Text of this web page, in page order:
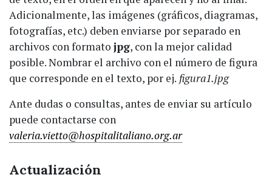
Adicionalmente, las imágenes (gráficos, diagramas,
fotografías, etc.) deben enviarse por separado en
archivos con formato jpg, con la mejor calidad
posible. Nombrar el archivo con el número de figura
que corresponde en el texto, por ej. figura1.jpg
Ante dudas o consultas, antes de enviar su artículo
puede contactarse con
valeria.vietto@hospitalitaliano.org.ar
Actualización